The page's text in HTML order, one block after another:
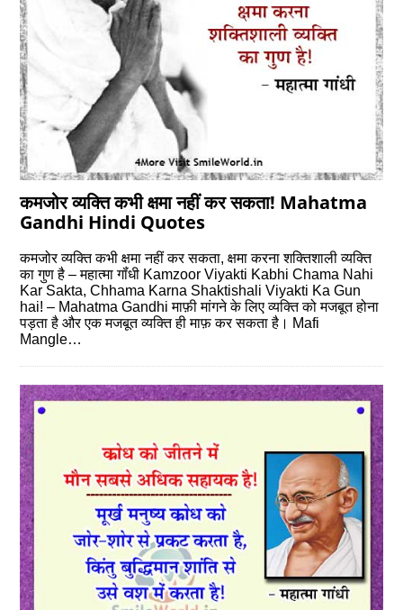
कमजोर व्‍यक्ति कभी क्षमा नहीं कर सकता! Mahatma
Gandhi Hindi Quotes
कमजोर व्‍यक्ति कभी क्षमा नहीं कर सकता, क्षमा करना शक्तिशाली व्‍यक्ति
का गुण है – महात्‍मा गॉंधी Kamzoor Viyakti Kabhi Chama Nahi
Kar Sakta, Chhama Karna Shaktishali Viyakti Ka Gun
hai! – Mahatma Gandhi माफ़ी मांगने के लिए व्यक्ति को मजबूत होना
पड़ता है और एक मजबूत व्यक्ति ही माफ़ कर सकता है। Mafi
Mangle…